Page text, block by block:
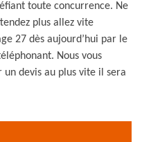
toute concurrence. Ne
plus allez vite
27 dès aujourd’hui par le
Nous vous
devis au plus vite il sera